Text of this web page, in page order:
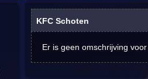
KFC Schoten
Er is geen omschrijving